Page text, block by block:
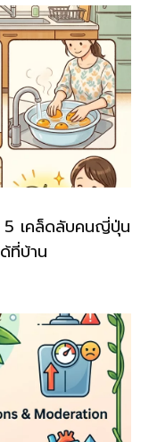
5 เคล็ดลับคนญี่ปุ่น
ที่บ้าน